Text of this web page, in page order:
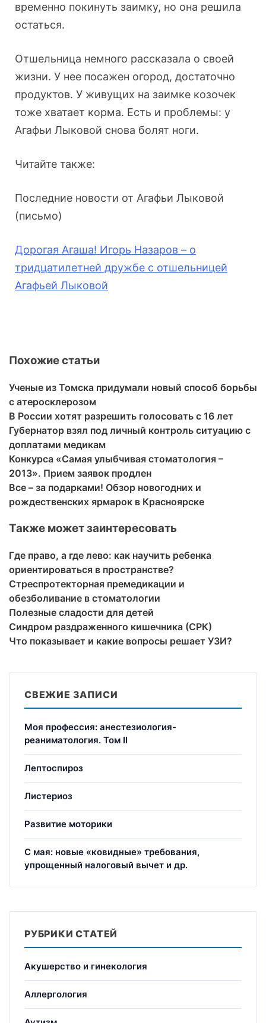
временно покинуть заимку, но она решила
остаться.
Отшельница немного рассказала о своей
жизни. У нее посажен огород, достаточно
продуктов. У живущих на заимке козочек
тоже хватает корма. Есть и проблемы: у
Агафьи Лыковой снова болят ноги.
Читайте также:
Последние новости от Агафьи Лыковой
(письмо)
Дорогая Агаша! Игорь Назаров – о
тридцатилетней дружбе с отшельницей
Агафьей Лыковой
Похожие статьи
Ученые из Томска придумали новый способ борьбы
с атеросклерозом
В России хотят разрешить голосовать с 16 лет
Губернатор взял под личный контроль ситуацию с
доплатами медикам
Конкурса «Самая улыбчивая стоматология –
2013». Прием заявок продлен
Все – за подарками! Обзор новогодних и
рождественских ярмарок в Красноярске
Также может заинтересовать
Где право, а где лево: как научить ребенка
ориентироваться в пространстве?
Стреспротекторная премедикации и
обезболивание в стоматологии
Полезные сладости для детей
Синдром раздраженного кишечника (СРК)
Что показывает и какие вопросы решает УЗИ?
СВЕЖИЕ ЗАПИСИ
Моя профессия: анестезиология-
реаниматология. Том II
Лептоспироз
Листериоз
Развитие моторики
С мая: новые «ковидные» требования,
упрощенный налоговый вычет и др.
РУБРИКИ СТАТЕЙ
Акушерство и гинекология
Аллергология